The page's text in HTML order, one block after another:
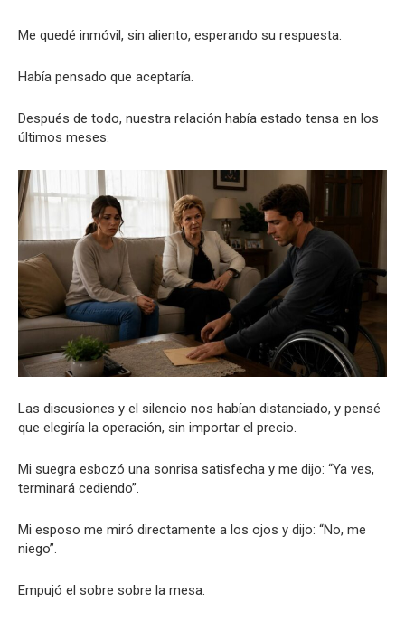
Me quedé inmóvil, sin aliento, esperando su respuesta.
Había pensado que aceptaría.
Después de todo, nuestra relación había estado tensa en los
últimos meses.
Las discusiones y el silencio nos habían distanciado, y pensé
que elegiría la operación, sin importar el precio.
Mi suegra esbozó una sonrisa satisfecha y me dijo: “Ya ves,
terminará cediendo”.
Mi esposo me miró directamente a los ojos y dijo: “No, me
niego”.
Empujó el sobre sobre la mesa.